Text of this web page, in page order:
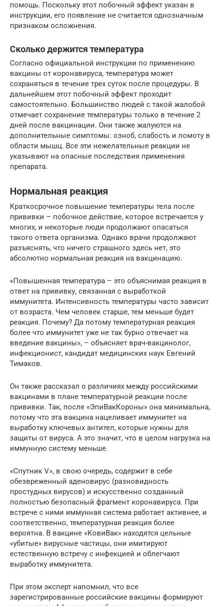
помощь. Поскольку этот побочный эффект указан в
инструкции, его появление не считается однозначным
признаком осложнения.
Сколько держится температура
Согласно официальной инструкции по применению
вакцины от коронавируса, температура может
сохраняться в течение трех суток после процедуры. В
дальнейшем этот побочный эффект проходит
самостоятельно. Большинство людей с такой жалобой
отмечает сохранение температуры только в течение 2
дней после вакцинации. Они также жалуются на
дополнительные симптомы: озноб, слабость и ломоту в
области мышц. Все эти нежелательные реакции не
указывают на опасные последствия применения
препарата.
Нормальная реакция
Краткосрочное повышение температуры тела после
прививки – побочное действие, которое встречается у
многих, и некоторые люди продолжают опасаться
такого ответа организма. Однако врачи продолжают
разъяснять, что ничего страшного здесь нет, это
абсолютно нормальная реакция на вакцинацию.
«Повышенная температура – это объяснимая реакция в
ответ на прививку, связанная с выработкой
иммунитета. Интенсивность температуры часто зависит
от возраста. Чем человек старше, тем меньше будет
реакция. Почему? Да потому температурная реакция
более что иммунитет уже не так бурно отвечает на
введение вакцины», – объясняет врач-вакцинолог,
инфекционист, кандидат медицинских наук Евгений
Тимаков.
Он также рассказал о различиях между российскими
вакцинами в плане температурной реакции после
прививки. Так, после «ЭпиВакКороны» она минимальна,
потому что эта вакцина нацеливает иммунитет на
выработку ключевых антител, которые нужны для
защиты от вируса. А это значит, что в целом нагрузка на
иммунную систему меньше.
«Спутник V», в свою очередь, содержит в себе
обезвреженный аденовирус (разновидность
простудных вирусов) и искусственно созданный
полностью безопасный фрагмент коронавируса. При
встрече с ними иммунная система работает активнее, и
соответственно, температурная реакция более
вероятна. В вакцине «КовиВак» находятся цельные
«убитые» вирусные частицы, они имитируют
естественную встречу с инфекцией и облегчают
выработку иммунитета.
При этом эксперт напомнил, что все
зарегистрированные российские вакцины формируют